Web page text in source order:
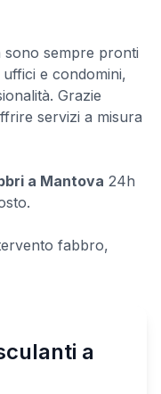
sono sempre pronti
e condomini,
Grazie
servizi a misura
a Mantova 24h
fabbro,
a